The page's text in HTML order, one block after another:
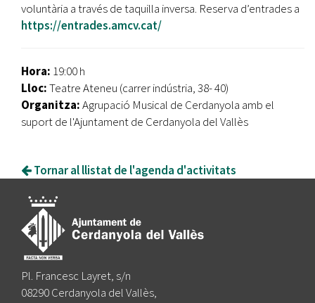
voluntària a través de taquilla inversa. Reserva d’entrades a
https://entrades.amcv.cat/
Hora: 19:00 h
Lloc:Teatre Ateneu (carrer indústria, 38- 40)
Organitza:Agrupació Musical de Cerdanyola amb el
suport de l'Ajuntament de Cerdanyola del Vallès
Tornar al llistat de l'agenda d'activitats
Pl. Francesc Layret, s/n
08290 Cerdanyola del Vallès,